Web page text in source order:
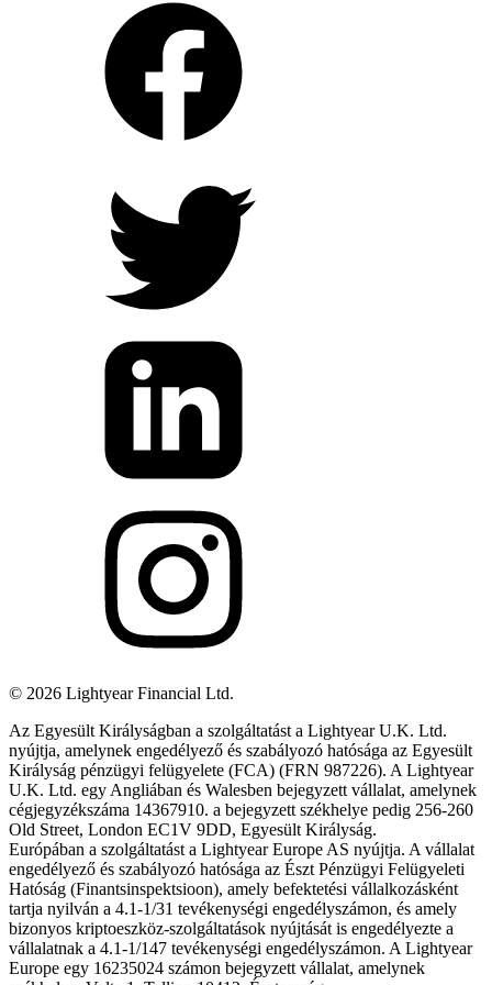
© 2026 Lightyear Financial Ltd.
Az Egyesült Királyságban a szolgáltatást a Lightyear U.K. Ltd.
nyújtja, amelynek engedélyező és szabályozó hatósága az Egyesült
Királyság pénzügyi felügyelete (FCA) (FRN 987226). A Lightyear
U.K. Ltd. egy Angliában és Walesben bejegyzett vállalat, amelynek
cégjegyzékszáma 14367910. a bejegyzett székhelye pedig 256-260
Old Street, London EC1V 9DD, Egyesült Királyság.
Európában a szolgáltatást a Lightyear Europe AS nyújtja. A vállalat
engedélyező és szabályozó hatósága az Észt Pénzügyi Felügyeleti
Hatóság (Finantsinspektsioon), amely befektetési vállalkozásként
tartja nyilván a 4.1-1/31 tevékenységi engedélyszámon, és amely
bizonyos kriptoeszköz-szolgáltatások nyújtását is engedélyezte a
vállalatnak a 4.1-1/147 tevékenységi engedélyszámon. A Lightyear
Europe egy 16235024 számon bejegyzett vállalat, amelynek